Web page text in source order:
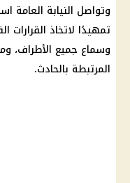
وتواصل النيابة العامة
تمهيدًا لاتخاذ القرارات
وسماع جميع الأطراف،
المرتبطة بالحادث.